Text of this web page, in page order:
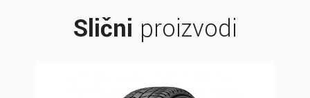
Slični proizvodi